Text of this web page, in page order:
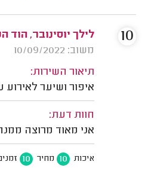
לילך יוסינובר, הוד
משוב: 10/09/2022
תיאור השירות:
איפור ושיער לאירוע
חוות דעת:
אני מאוד מרוצה
איכות 10 מחיר 10
10